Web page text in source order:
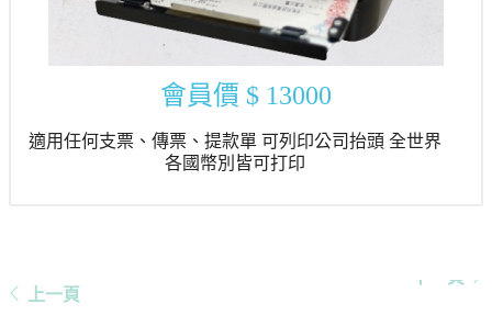
會員價 $ 13000
適用任何支票、傳票、提款單 可列印公司抬頭 全世界
各國幣別皆可打印
上一頁
下一頁